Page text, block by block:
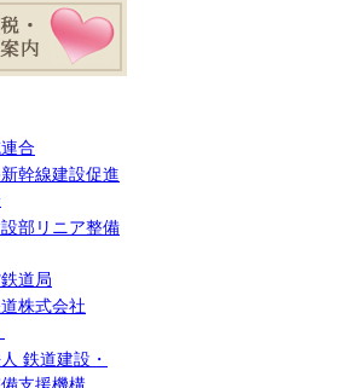
合
幹線建設促進
部リニア整備
道局
株式会社
鉄道建設・